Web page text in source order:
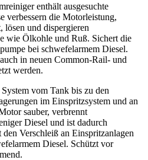
enthält ausgesuchte
verbessern die Motorleistung,
lösen und dispergieren
wie Ölkohle und Ruß. Sichert die
bei schwefelarmem Diesel.
in neuen Common-Rail- und
werden.
vom Tank bis zu den
im Einspritzsystem und an
sauber, verbrennt
Diesel und ist dadurch
Verschleiß an Einspritzanlagen
Diesel. Schützt vor